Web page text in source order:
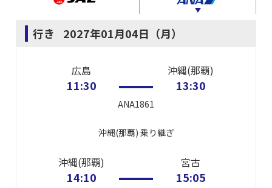
行き 2027年01月04日（月）
広島
11:30
ANA1861
沖縄(那覇)
13:30
沖縄(那覇) 乗り継ぎ
沖縄(那覇)
14:10
宮古
15:05